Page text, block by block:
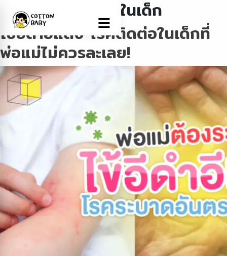
Tag:#โรคติดต่อในเด็ก
ไข้อีดำอีแดง โรคติดต่อในเด็กที่
พ่อแม่ไม่ควรละเลย!